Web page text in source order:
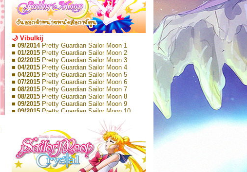
🌙 Vibulkij
■ 09/2014 Pretty Guardian Sailor Moon 1
■ 01/2015 Pretty Guardian Sailor Moon 2
■ 02/2015 Pretty Guardian Sailor Moon 3
■ 04/2015 Pretty Guardian Sailor Moon 4
■ 04/2015 Pretty Guardian Sailor Moon 5
■ 07/2015 Pretty Guardian Sailor Moon 6
■ 08/2015 Pretty Guardian Sailor Moon 7
■ 08/2015 Pretty Guardian Sailor Moon 8
■ 09/2015 Pretty Guardian Sailor Moon 9
■ 09/2015 Pretty Guardian Sailor Moon 10
Pretty Guardian Sailor Moon 11
Pretty Guardian Sailor Moon 12
Pretty Guardian Sailor Moon Short
Stories 1
■ 09/2018Pretty Guardian Sailor Moon Short
Stories 2
■ 01/2022Pretty Guardian Sailor Moon Eternal
Edition 1